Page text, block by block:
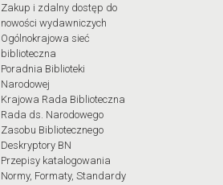
Zakup i zdalny dostęp do
nowości wydawniczych
Ogólnokrajowa sieć
biblioteczna
Poradnia Biblioteki
Narodowej
Krajowa Rada Biblioteczna
Rada ds. Narodowego
Zasobu Bibliotecznego
Deskryptory BN
Przepisy katalogowania
Normy, Formaty, Standardy